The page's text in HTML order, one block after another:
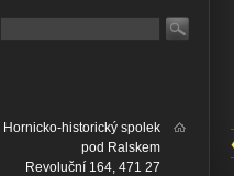
Hornicko-historický spolek
pod Ralskem
Revoluční 164, 471 27